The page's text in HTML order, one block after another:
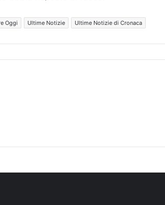
Oggi Ultime Notizie Ultime Notizie di Cronaca